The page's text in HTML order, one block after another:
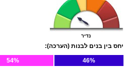
נדיר
יחס בין בנים לבנות (הערכה):
46%
54%